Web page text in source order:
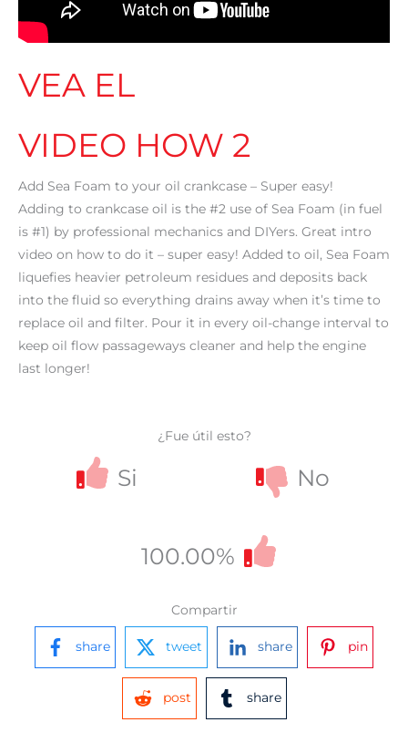
VEA EL
VIDEO HOW 2
Add Sea Foam to your oil crankcase – Super easy!
Adding to crankcase oil is the #2 use of Sea Foam (in fuel
is #1) by professional mechanics and DIYers. Great intro
video on how to do it – super easy! Added to oil, Sea Foam
liquefies heavier petroleum residues and deposits back
into the fluid so everything drains away when it’s time to
replace oil and filter. Pour it in every oil-change interval to
keep oil flow passageways cleaner and help the engine
last longer!
¿Fue útil esto?
Si No
100.00%
Compartir
share tweet share pin
post share